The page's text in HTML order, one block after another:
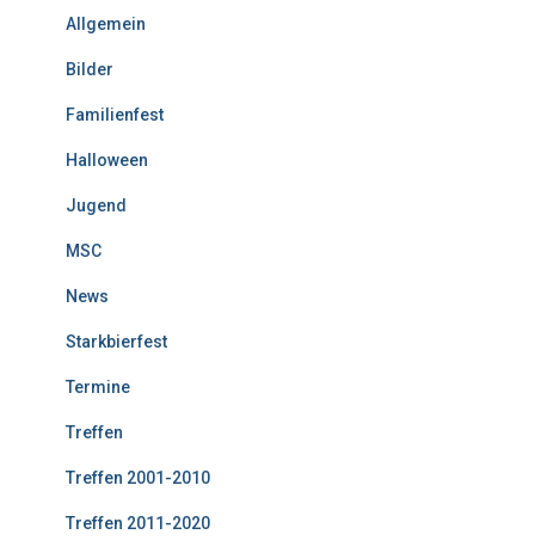
Allgemein
Bilder
Familienfest
Halloween
Jugend
MSC
News
Starkbierfest
Termine
Treffen
Treffen 2001-2010
Treffen 2011-2020